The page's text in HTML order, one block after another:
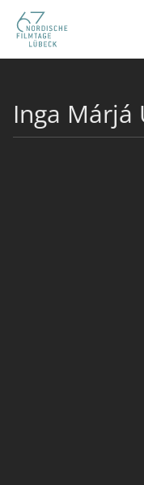
Inga Márjá